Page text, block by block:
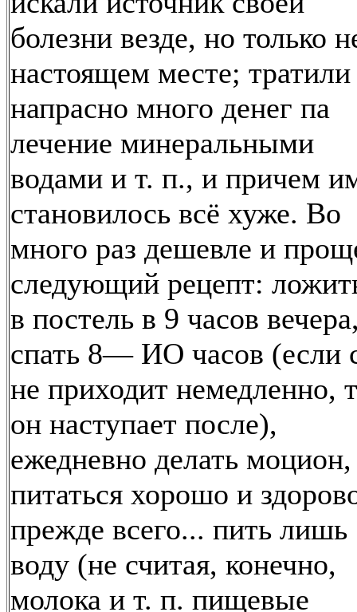
болезни везде, но только
настоящем месте; тратили
напрасно много денег па
лечение минеральными
водами и т. п., и причем
становилось всё хуже. Во
много раз дешевле и
следующий рецепт:
в постель в 9 часов
спать 8— ИО часов (если
не приходит немедленно,
он наступает после),
ежедневно делать моцион,
питаться хорошо и
прежде всего... пить лишь
воду (не считая, конечно,
молока и т. п. пищевые